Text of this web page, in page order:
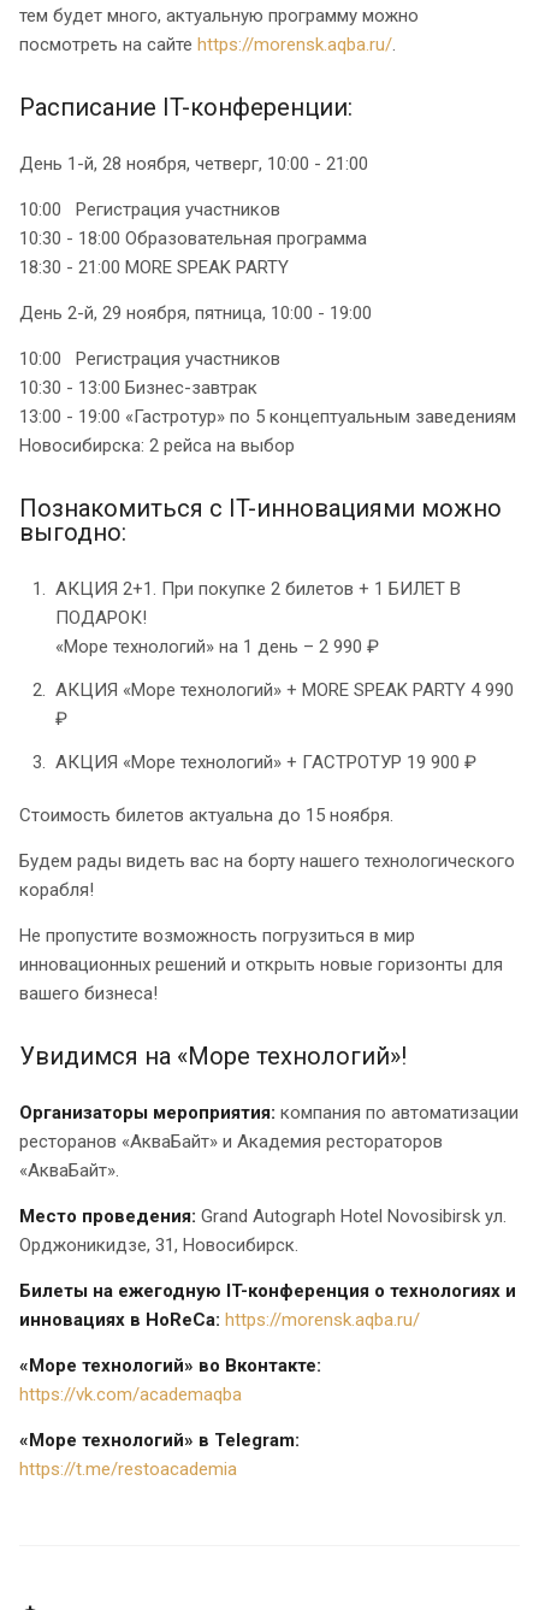
тем будет много, актуальную программу можно
посмотреть на сайте https://morensk.aqba.ru/.
Расписание IT-конференции:
День 1-й, 28 ноября, четверг, 10:00 - 21:00
10:00 Регистрация участников
10:30 - 18:00 Образовательная программа
18:30 - 21:00 MORE SPEAK PARTY
День 2-й, 29 ноября, пятница, 10:00 - 19:00
10:00 Регистрация участников
10:30 - 13:00 Бизнес-завтрак
13:00 - 19:00 «Гастротур» по 5 концептуальным заведениям
Новосибирска: 2 рейса на выбор
Познакомиться с IT-инновациями можно
выгодно:
АКЦИЯ 2+1. При покупке 2 билетов + 1 БИЛЕТ В
ПОДАРОК!
«Море технологий» на 1 день – 2 990 ₽
АКЦИЯ «Море технологий» + MORE SPEAK PARTY 4 990
₽
АКЦИЯ «Море технологий» + ГАСТРОТУР 19 900 ₽
Стоимость билетов актуальна до 15 ноября.
Будем рады видеть вас на борту нашего технологического
корабля!
Не пропустите возможность погрузиться в мир
инновационных решений и открыть новые горизонты для
вашего бизнеса!
Увидимся на «Море технологий»!
Организаторы мероприятия: компания по автоматизации
ресторанов «АкваБайт» и Академия рестораторов
«АкваБайт».
Место проведения: Grand Autograph Hotel Novosibirsk ул.
Орджоникидзе, 31, Новосибирск.
Билеты на ежегодную IT-конференция о технологиях и
инновациях в HoReCa: https://morensk.aqba.ru/
«Море технологий» во Вконтакте:
https://vk.com/academaqba
«Море технологий» в Telegram:
https://t.me/restoacademia